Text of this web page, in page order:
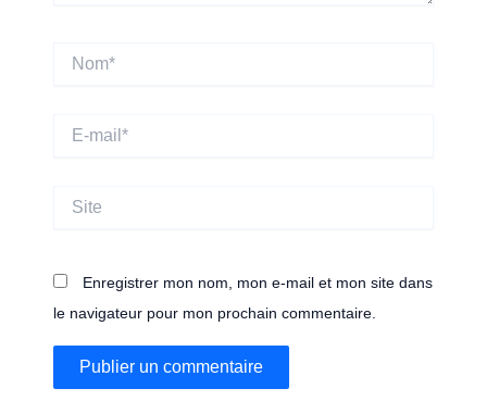
mail*
Enregistrer mon nom, mon e-mail et mon site dans
le navigateur pour mon prochain commentaire.